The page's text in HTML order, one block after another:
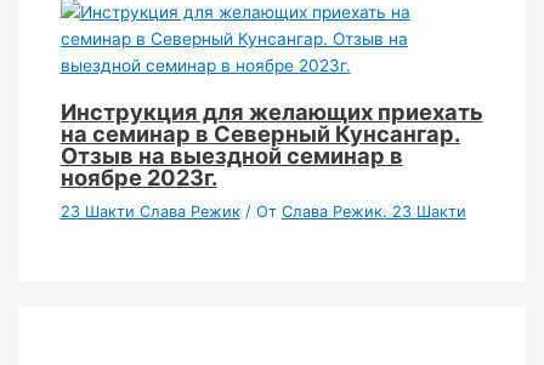
Инструкция для желающих приехать
на семинар в Северный Кунсангар.
Отзыв на выездной семинар в
ноябре 2023г.
23 Шакти Слава Режик/ От Слава Режик. 23 Шакти